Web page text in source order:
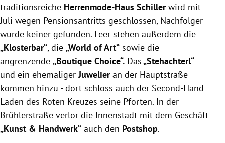
traditionsreiche Herrenmode-Haus Schillerwird mit
Juli wegen Pensionsantritts geschlossen, Nachfolger
wurde keiner gefunden. Leer stehen außerdem die
„Klosterbar“, die „World of Art“ sowie die
angrenzende „Boutique Choice“. Das„Stehachterl“
und ein ehemaligerJuwelieran der Hauptstraße
kommen hinzu - dort schloss auch der Second-Hand
Laden des Roten Kreuzes seine Pforten. In der
Brühlerstraße verlor die Innenstadt mit dem Geschäft
„Kunst & Handwerk“ auch den Postshop.